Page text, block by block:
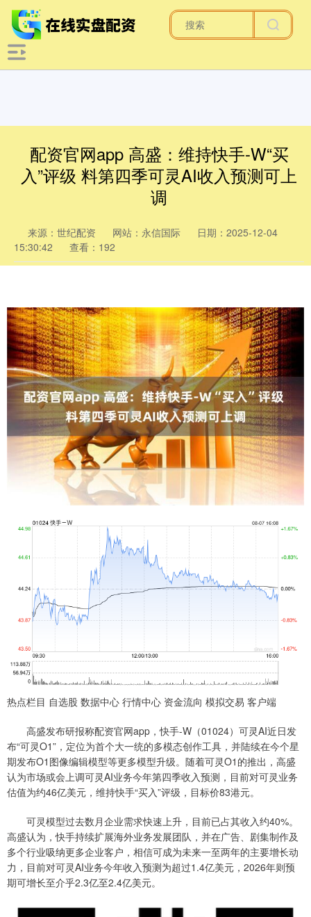
配资官网app 高盛：维持快手-W“买
入”评级 料第四季可灵AI收入预测可上
调
来源：世纪配资 网站：永信国际
日期：2025-12-04
15:30:42
查看：192
热点栏目 自选股 数据中心 行情中心 资金流向 模拟交易 客户端
高盛发布研报称配资官网app，快手-W（01024）可灵AI近日发
布“可灵O1”，定位为首个大一统的多模态创作工具，并陆续在今个星
期发布O1图像编辑模型等更多模型升级。随着可灵O1的推出，高盛
认为市场或会上调可灵AI业务今年第四季收入预测，目前对可灵业务
估值为约46亿美元，维持快手“买入”评级，目标价83港元。
可灵模型过去数月企业需求快速上升，目前已占其收入约40%。
高盛认为，快手持续扩展海外业务发展团队，并在广告、剧集制作及
多个行业吸纳更多企业客户，相信可成为未来一至两年的主要增长动
力，目前对可灵AI业务今年收入预测为超过1.4亿美元，2026年则预
期可增长至介乎2.3亿至2.4亿美元。